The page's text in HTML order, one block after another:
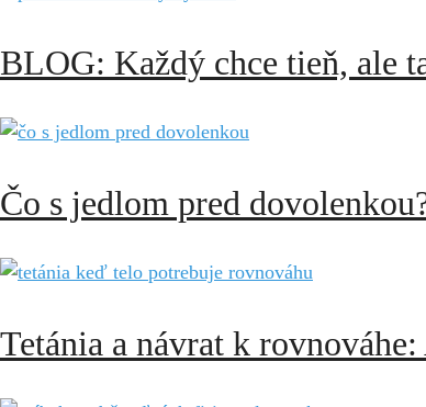
BLOG: Každý chce tieň, ale
Čo s jedlom pred
Tetánia a návrat k